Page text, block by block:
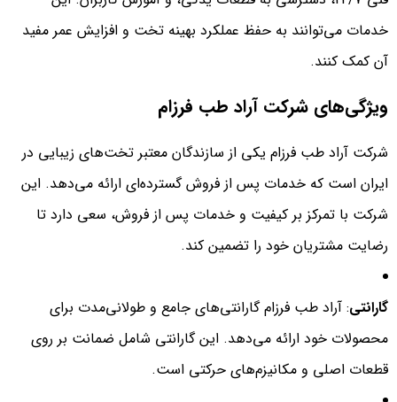
خدمات می‌توانند به حفظ عملکرد بهینه تخت و افزایش عمر مفید
آن کمک کنند.
ویژگی‌های شرکت آراد طب فرزام
شرکت آراد طب فرزام یکی از سازندگان معتبر تخت‌های زیبایی در
ایران است که خدمات پس از فروش گسترده‌ای ارائه می‌دهد. این
شرکت با تمرکز بر کیفیت و خدمات پس از فروش، سعی دارد تا
رضایت مشتریان خود را تضمین کند.
گارانتی: آراد طب فرزام گارانتی‌های جامع و طولانی‌مدت برای
محصولات خود ارائه می‌دهد. این گارانتی شامل ضمانت بر روی
قطعات اصلی و مکانیزم‌های حرکتی است.